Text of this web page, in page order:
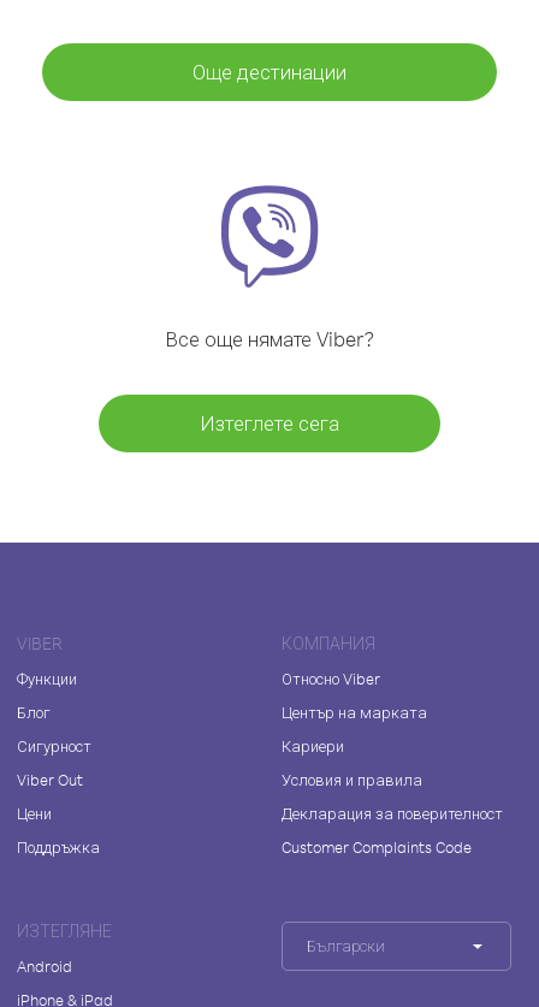
Още дестинации
Все още нямате Viber?
Изтеглете сега
VIBER
Функции
Блог
Сигурност
Viber Out
Цени
Поддръжка
КОМПАНИЯ
Относно Viber
Център на марката
Кариери
Условия и правила
Декларация за поверителност
Customer Complaints Code
ИЗТЕГЛЯНЕ
Android
iPhone & iPad
Български